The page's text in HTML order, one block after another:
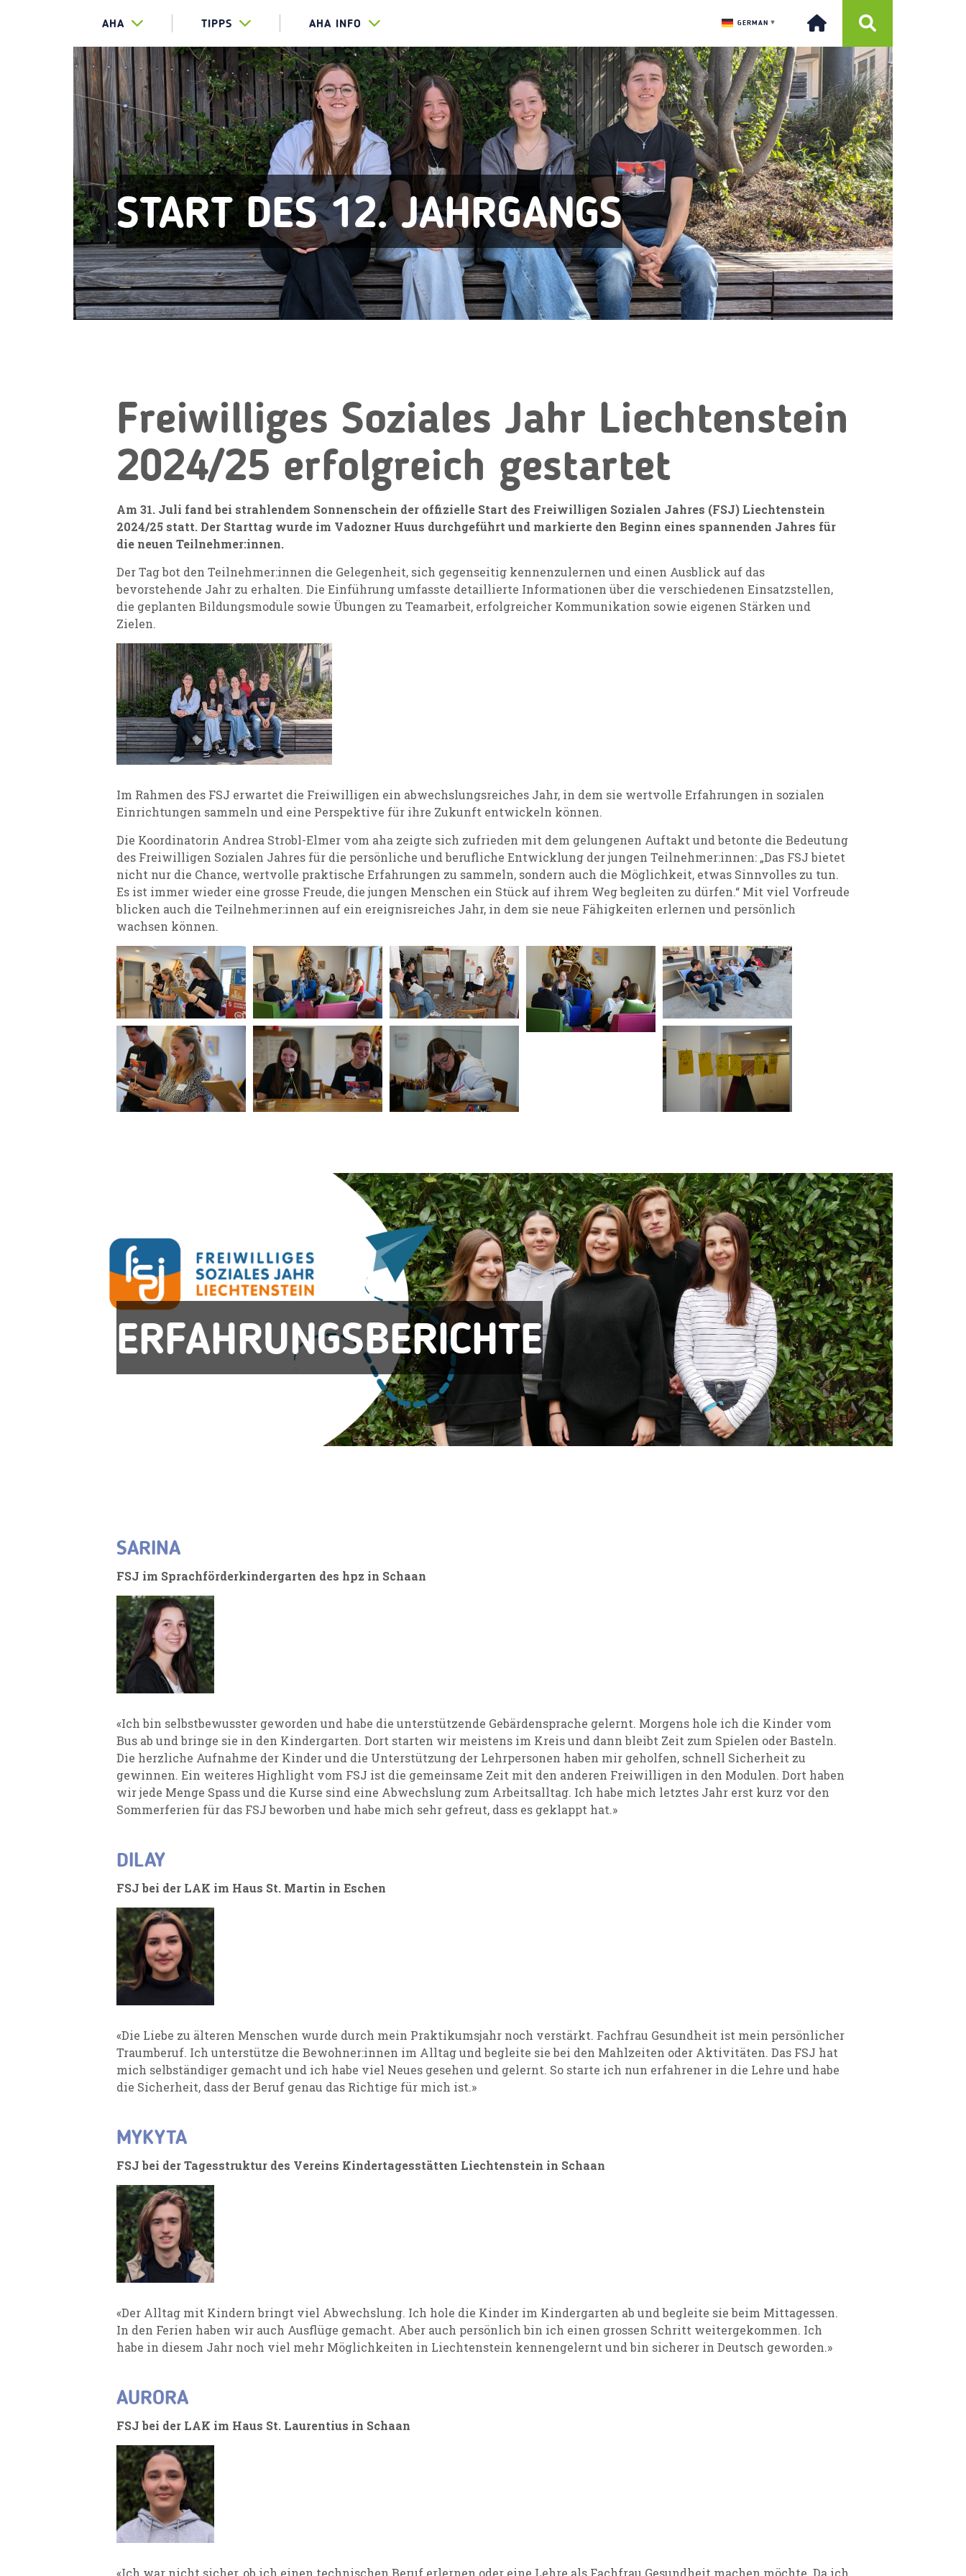
AHA TIPPS AHA INFO GERMAN ▼
START DES 12. JAHRGANGS
Freiwilliges Soziales Jahr Liechtenstein
2024/25 erfolgreich gestartet
Am 31. Juli fand bei strahlendem Sonnenschein der offizielle Start des Freiwilligen Sozialen Jahres (FSJ) Liechtenstein
2024/25 statt. Der Starttag wurde im Vadozner Huus durchgeführt und markierte den Beginn eines spannenden Jahres für
die neuen Teilnehmer:innen.
Der Tag bot den Teilnehmer:innen die Gelegenheit, sich gegenseitig kennenzulernen und einen Ausblick auf das
bevorstehende Jahr zu erhalten. Die Einführung umfasste detaillierte Informationen über die verschiedenen Einsatzstellen,
die geplanten Bildungsmodule sowie Übungen zu Teamarbeit, erfolgreicher Kommunikation sowie eigenen Stärken und
Zielen.
Im Rahmen des FSJ erwartet die Freiwilligen ein abwechslungsreiches Jahr, in dem sie wertvolle Erfahrungen in sozialen
Einrichtungen sammeln und eine Perspektive für ihre Zukunft entwickeln können.
Die Koordinatorin Andrea Strobl-Elmer vom aha zeigte sich zufrieden mit dem gelungenen Auftakt und betonte die Bedeutung
des Freiwilligen Sozialen Jahres für die persönliche und berufliche Entwicklung der jungen Teilnehmer:innen: „Das FSJ bietet
nicht nur die Chance, wertvolle praktische Erfahrungen zu sammeln, sondern auch die Möglichkeit, etwas Sinnvolles zu tun.
Es ist immer wieder eine grosse Freude, die jungen Menschen ein Stück auf ihrem Weg begleiten zu dürfen.“ Mit viel Vorfreude
blicken auch die Teilnehmer:innen auf ein ereignisreiches Jahr, in dem sie neue Fähigkeiten erlernen und persönlich
wachsen können.
ERFAHRUNGSBERICHTE
SARINA
FSJ im Sprachförderkindergarten des hpz in Schaan
«Ich bin selbstbewusster geworden und habe die unterstützende Gebärdensprache gelernt. Morgens hole ich die Kinder vom
Bus ab und bringe sie in den Kindergarten. Dort starten wir meistens im Kreis und dann bleibt Zeit zum Spielen oder Basteln.
Die herzliche Aufnahme der Kinder und die Unterstützung der Lehrpersonen haben mir geholfen, schnell Sicherheit zu
gewinnen. Ein weiteres Highlight vom FSJ ist die gemeinsame Zeit mit den anderen Freiwilligen in den Modulen. Dort haben
wir jede Menge Spass und die Kurse sind eine Abwechslung zum Arbeitsalltag. Ich habe mich letztes Jahr erst kurz vor den
Sommerferien für das FSJ beworben und habe mich sehr gefreut, dass es geklappt hat.»
DILAY
FSJ bei der LAK im Haus St. Martin in Eschen
«Die Liebe zu älteren Menschen wurde durch mein Praktikumsjahr noch verstärkt. Fachfrau Gesundheit ist mein persönlicher
Traumberuf. Ich unterstütze die Bewohner:innen im Alltag und begleite sie bei den Mahlzeiten oder Aktivitäten. Das FSJ hat
mich selbständiger gemacht und ich habe viel Neues gesehen und gelernt. So starte ich nun erfahrener in die Lehre und habe
die Sicherheit, dass der Beruf genau das Richtige für mich ist.»
MYKYTA
FSJ bei der Tagesstruktur des Vereins Kindertagesstätten Liechtenstein in Schaan
«Der Alltag mit Kindern bringt viel Abwechslung. Ich hole die Kinder im Kindergarten ab und begleite sie beim Mittagessen.
In den Ferien haben wir auch Ausflüge gemacht. Aber auch persönlich bin ich einen grossen Schritt weitergekommen. Ich
habe in diesem Jahr noch viel mehr Möglichkeiten in Liechtenstein kennengelernt und bin sicherer in Deutsch geworden.»
AURORA
FSJ bei der LAK im Haus St. Laurentius in Schaan
«Ich war nicht sicher, ob ich einen technischen Beruf erlernen oder eine Lehre als Fachfrau Gesundheit machen möchte. Da ich